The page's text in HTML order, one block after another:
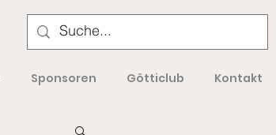
Sponsoren Götticlub Kontakt